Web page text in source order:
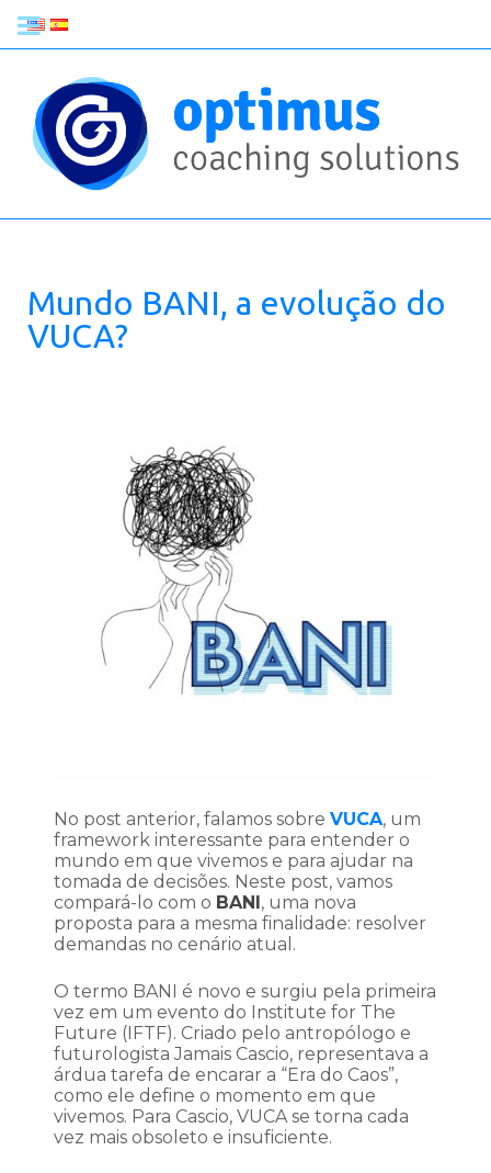
Mundo BANI, a evolução do
VUCA?
No post anterior, falamos sobre VUCA, um
framework interessante para entender o
mundo em que vivemos e para ajudar na
tomada de decisões. Neste post, vamos
compará-lo com o BANI, uma nova
proposta para a mesma finalidade: resolver
demandas no cenário atual.
O termo BANI é novo e surgiu pela primeira
vez em um evento do Institute for The
Future (IFTF). Criado pelo antropólogo e
futurologista Jamais Cascio, representava a
árdua tarefa de encarar a “Era do Caos”,
como ele define o momento em que
vivemos. Para Cascio, VUCA se torna cada
vez mais obsoleto e insuficiente.